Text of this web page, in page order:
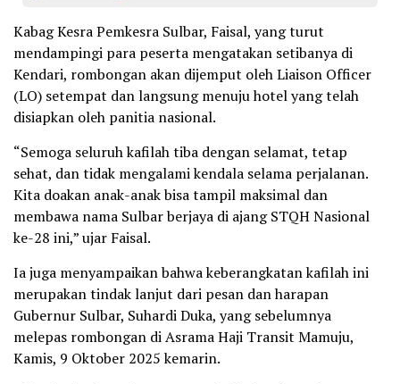
Kabag Kesra Pemkesra Sulbar, Faisal, yang turut
mendampingi para peserta mengatakan setibanya di
Kendari, rombongan akan dijemput oleh Liaison Officer
(LO) setempat dan langsung menuju hotel yang telah
disiapkan oleh panitia nasional.
“Semoga seluruh kafilah tiba dengan selamat, tetap
sehat, dan tidak mengalami kendala selama perjalanan.
Kita doakan anak-anak bisa tampil maksimal dan
membawa nama Sulbar berjaya di ajang STQH Nasional
ke-28 ini,” ujar Faisal.
Ia juga menyampaikan bahwa keberangkatan kafilah ini
merupakan tindak lanjut dari pesan dan harapan
Gubernur Sulbar, Suhardi Duka, yang sebelumnya
melepas rombongan di Asrama Haji Transit Mamuju,
Kamis, 9 Oktober 2025 kemarin.